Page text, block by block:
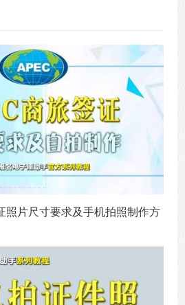
照片尺寸要求及手机拍照制作方